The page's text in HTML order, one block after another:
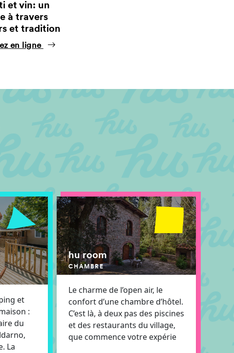
et vin: un
à travers
et tradition
en ligne
et
:
du
La
hu room
CHAMBRE
Le charme de l’open air, le
confort d’une chambre d’hôtel.
C’est là, à deux pas des piscines
et des restaurants du village,
que commence votre expérie